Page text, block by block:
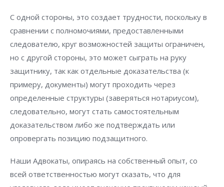
С одной стороны, это создает трудности, поскольку в
сравнении с полномочиями, предоставленными
следователю, круг возможностей защиты ограничен,
но с другой стороны, это может сыграть на руку
защитнику, так как отдельные доказательства (к
примеру, документы) могут проходить через
определенные структуры (заверяться нотариусом),
следовательно, могут стать самостоятельным
доказательством либо же подтверждать или
опровергать позицию подзащитного.
Наши Адвокаты, опираясь на собственный опыт, со
всей ответственностью могут сказать, что для